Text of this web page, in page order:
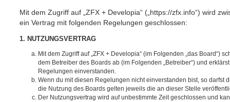
Mit dem Zugriff auf „ZFX + Developia“ („https://zfx.info“) wird
ein Vertrag mit folgenden Regelungen geschlossen:
1. NUTZUNGSVERTRAG
Mit dem Zugriff auf „ZFX + Developia“ (im Folgenden „das Board“)
dem Betreiber des Boards ab (im Folgenden „Betreiber“) und
Regelungen einverstanden.
Wenn du mit diesen Regelungen nicht einverstanden bist, so darfst
die Nutzung des Boards gelten jeweils die an dieser Stelle
Der Nutzungsvertrag wird auf unbestimmte Zeit geschlossen und